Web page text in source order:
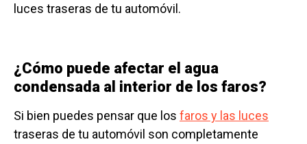
luces traseras de tu automóvil.
¿Cómo puede afectar el agua
condensada al interior de los faros?
Si bien puedes pensar que los faros y las luces
traseras de tu automóvil son completamente